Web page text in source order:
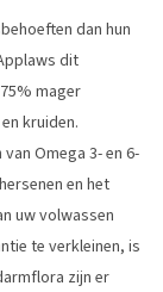
dan hun
dit
mager
kruiden.
Omega 3- en 6-
en het
uw volwassen
te verkleinen, is
zijn er